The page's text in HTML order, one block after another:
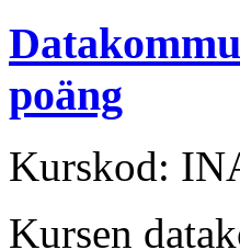
poäng
Kurskod:
Kursen